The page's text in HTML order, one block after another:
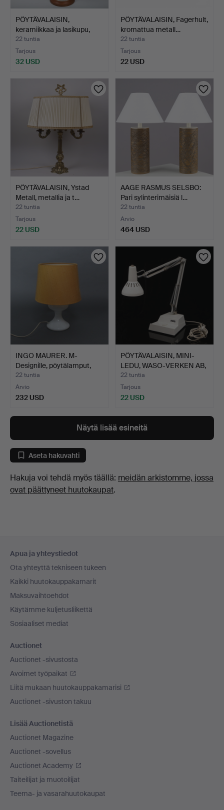
PÖYTÄVALAISIN,
keramiikkaa ja lasikupu,
Ca…
22 tuntia
Tarjous
32 USD
PÖYTÄVALAISIN, Fagerhult,
kromattua metall…
22 tuntia
Tarjous
22 USD
PÖYTÄVALAISIN, Ystad
Metall, metallia ja t…
22 tuntia
Tarjous
22 USD
AAGE RASMUS SELSBO:
Pari sylinterimäisiä l…
22 tuntia
Arvio
464 USD
INGO MAURER. M-
Designille, pöytälamput,
ma…
22 tuntia
Arvio
232 USD
PÖYTÄVALAISIN, MINI-
LEDU, WASO-VERKEN AB,
…
22 tuntia
Tarjous
22 USD
Näytä lisää esineitä
Aseta hakuvahti
Hakuja voi tehdä myös täällä: meidän arkistomme, jossa
ovat päättyneet huutokaupat.
Apua ja yhteystiedot
Ota yhteyttä tekniseen tukeen
Kaikki huutokauppakamarit
Maksuvaihtoehdot
Käytämme kuljetusliikettä
Sosiaaliset mediat
Auctionet
Auctionet -sivustosta
Avoimet työpaikat
Liitä mukaan huutokauppakamarisi
Auctionet -sivuston takuu
Lisää Auctionetistä
Auctionet Magazine
Auctionet -sovellus
Auctionet Academy
Taiteilijat ja muotoilijat
Teema- ja vasarahuutokaupat